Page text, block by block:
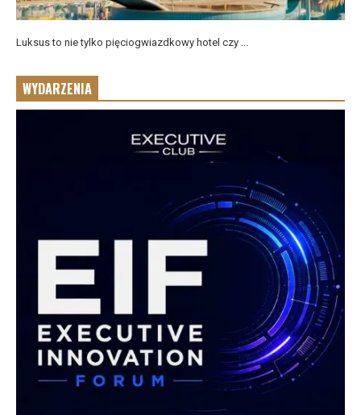
Luksus to nie tylko pięciogwiazdkowy hotel czy ...
WYDARZENIA